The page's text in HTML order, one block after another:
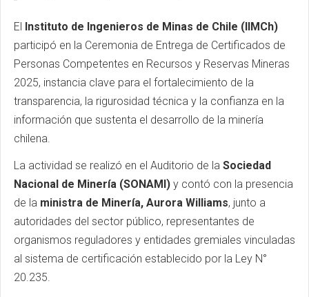
El
Instituto de Ingenieros de Minas de Chile (IIMCh)
participó en la Ceremonia de Entrega de Certificados de
Personas Competentes en Recursos y Reservas Mineras
2025, instancia clave para el fortalecimiento de la
transparencia, la rigurosidad técnica y la confianza en la
información que sustenta el desarrollo de la minería
chilena.
La actividad se realizó en el Auditorio de la Sociedad
Nacional de Minería (SONAMI) y contó con la presencia
de la ministra de Minería, Aurora Williams, junto a
autoridades del sector público, representantes de
organismos reguladores y entidades gremiales vinculadas
al sistema de certificación establecido por la Ley N°
20.235.